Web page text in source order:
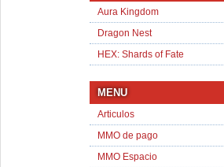
Aura Kingdom
Dragon Nest
HEX: Shards of Fate
MENU
Articulos
MMO de pago
MMO Espacio